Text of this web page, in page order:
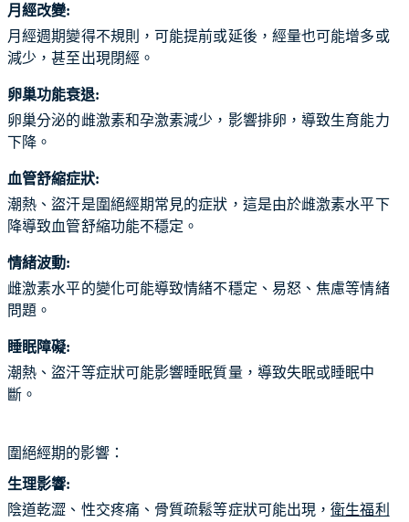
月經改變:
月經週期變得不規則，可能提前或延後，經量也可能增多或
減少，甚至出現閉經。
卵巢功能衰退:
卵巢分泌的雌激素和孕激素減少，影響排卵，導致生育能力
下降。
血管舒縮症狀:
潮熱、盜汗是圍絕經期常見的症狀，這是由於雌激素水平下
降導致血管舒縮功能不穩定。
情緒波動:
雌激素水平的變化可能導致情緒不穩定、易怒、焦慮等情緒
問題。
睡眠障礙:
潮熱、盜汗等症狀可能影響睡眠質量，導致失眠或睡眠中
斷。
圍絕經期的影響：
生理影響:
陰道乾澀、性交疼痛、骨質疏鬆等症狀可能出現，衛生福利